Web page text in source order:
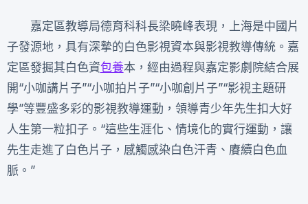
嘉定區教導局德育科科長梁曉峰表現，上海是中國片
子發源地，具有深摯的白色影視資本與影視教導傳統。嘉
定區發掘其白色資包養本，經由過程與嘉定影劇院結合展
開“小咖講片子”“小咖拍片子”“小咖創片子”“影視主題研
學”等豐盛多彩的影視教導運動，領導青少年先生扣大好
人生第一粒扣子。“這些生涯化、情境化的實行運動，讓
先生走進了白色片子，感觸感染白色汗青、賡續白色血
脈。”